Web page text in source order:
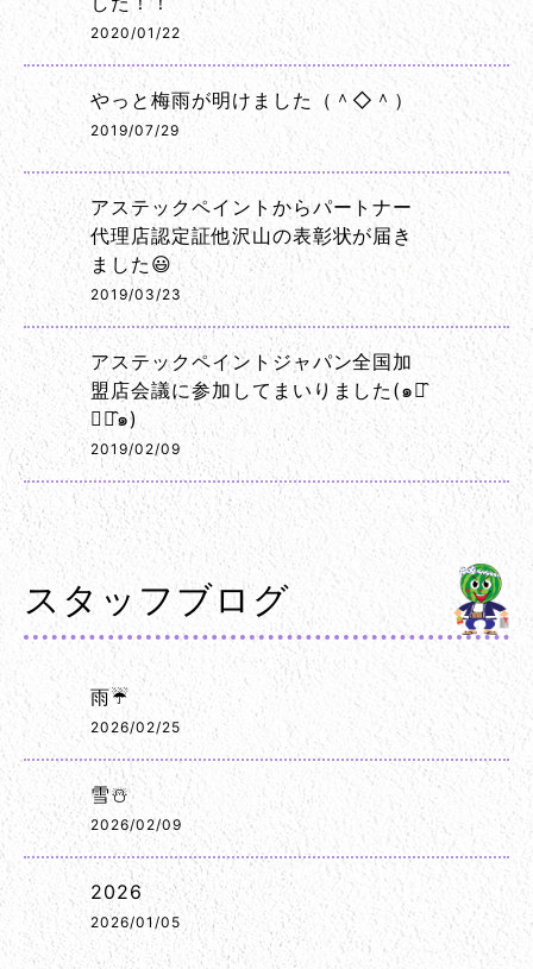
2020/01/22
やっと梅雨が明けました（＾◇＾）
2019/07/29
アステックペイントからパートナー
代理店認定証他沢山の表彰状が届き
ました😃
2019/03/23
アステックペイントジャパン全国加
盟店会議に参加してまいりました(๑･̑
◡･̑๑)
2019/02/09
スタッフブログ
雨☔
2026/02/25
雪☃️
2026/02/09
2026
2026/01/05